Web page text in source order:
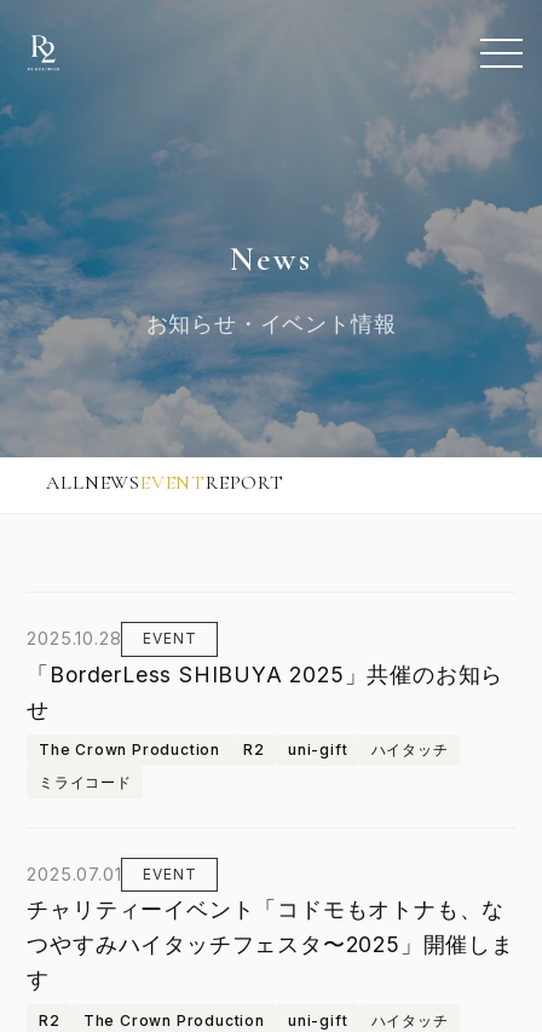
News
お知らせ・イベント情報
ALLNEWSEVENTREPORT
2025.10.28 EVENT
「BorderLess SHIBUYA 2025」共催のお知ら
せ
The Crown Production R2 uni-gift
ハイタッチ
ミライコード
2025.07.01 EVENT
チャリティーイベント「コドモもオトナも、な
つやすみハイタッチフェスタ〜2025」開催しま
す
R2 The Crown Production uni-gift
ハイタッチ